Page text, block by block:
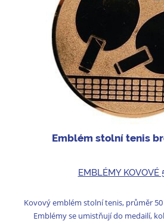
Emblém stolní tenis
EMBLÉMY KOVOVÉ
Kovový emblém stolní tenis, průměr
Emblémy se umistňují do medailí,